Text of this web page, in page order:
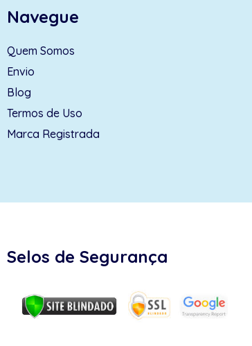
Navegue
Quem Somos
Envio
Blog
Termos de Uso
Marca Registrada
Selos de Segurança